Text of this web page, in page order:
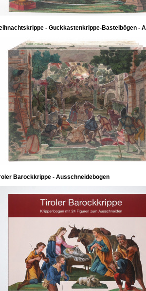
- Guckkastenkrippe-Bastelbögen -
Barockkrippe - Ausschneidebogen